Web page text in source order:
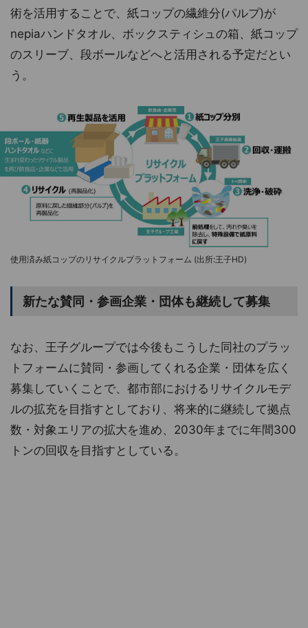
術を活用することで、紙コップの繊維分(パルプ)が
nepiaハンドタオル、ボックスティシュの箱、紙コップ
のスリーブ、段ボールなどへと活用される予定だとい
う。
使用済み紙コップのリサイクルプラットフォーム (出所:王子HD)
新たな賛同・参画企業・団体も継続して募集
なお、王子グループでは今後もこうした同社のプラッ
トフォームに賛同・参画してくれる企業・団体を広く
募集していくことで、都市部におけるリサイクルモデ
ルの拡充を目指すとしており、将来的に継続して拠点
数・対象エリアの拡大を進め、2030年までに年間300
トンの回収を目指すとしている。